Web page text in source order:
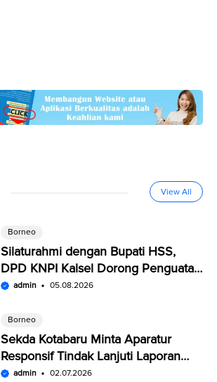
View All
Borneo
Silaturahmi dengan Bupati HSS,
DPD KNPI Kalsel Dorong Penguatan
SDM Pemuda
admin 05.08.2026
Borneo
Sekda Kotabaru Minta Aparatur
Responsif Tindak Lanjuti Laporan
Warga di SP4N-LAPOR
admin 02.07.2026